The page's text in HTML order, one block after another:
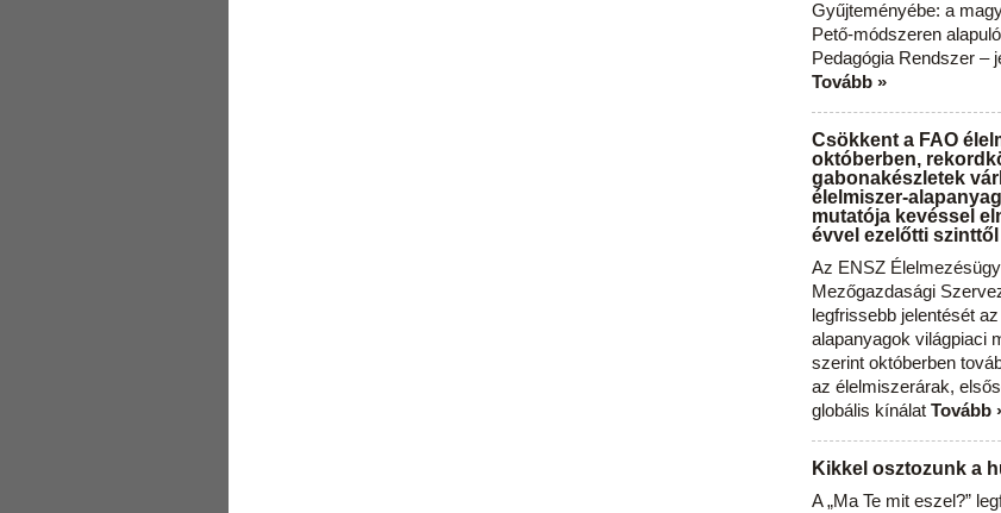
Gyűjteményébe: a
Pető-módszeren
Pedagógia Rendszer –
Tovább »
Csökkent a FAO
októberben,
gabonakészletek
élelmiszer-
mutatója kevéssel
évvel ezelőtti szinttől
Az ENSZ
Mezőgazdasági
legfrissebb jelentését
alapanyagok világpiaci
szerint októberben
az élelmiszerárak,
globális kínálat Tovább
Kikkel osztozunk a
A „Ma Te mit eszel?”